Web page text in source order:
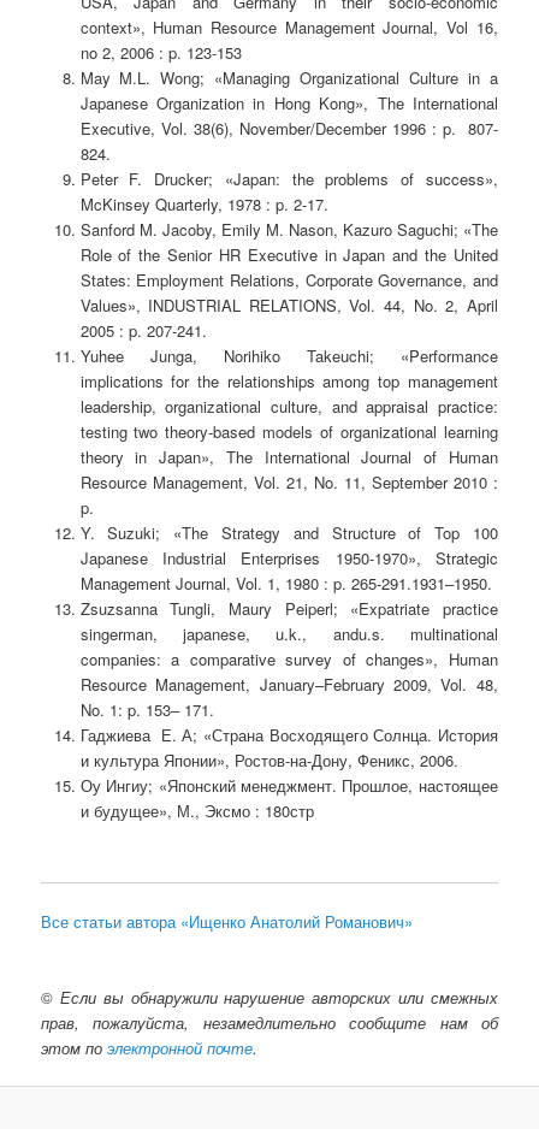
context», Human Resource Management Journal, Vol 16,
no 2, 2006 : p. 123-153
May M.L. Wong; «Managing Organizational Culture in a
Japanese Organization in Hong Kong», The International
Executive, Vol. 38(6), November/December 1996 : p. 807-
824.
Peter F. Drucker; «Japan: the problems of success»,
McKinsey Quarterly, 1978 : p. 2-17.
Sanford M. Jacoby, Emily M. Nason, Kazuro Saguchi; «The
Role of the Senior HR Executive in Japan and the United
States: Employment Relations, Corporate Governance, and
Values», INDUSTRIAL RELATIONS, Vol. 44, No. 2, April
2005 : p. 207-241.
Yuhee Junga, Norihiko Takeuchi; «Performance
implications for the relationships among top management
leadership, organizational culture, and appraisal practice:
testing two theory-based models of organizational learning
theory in Japan», The International Journal of Human
Resource Management, Vol. 21, No. 11, September 2010 :
p.
Y. Suzuki; «The Strategy and Structure of Top 100
Japanese Industrial Enterprises 1950-1970», Strategic
Management Journal, Vol. 1, 1980 : p. 265-291.1931–1950.
Zsuzsanna Tungli, Maury Peiperl; «Expatriate practice
singerman, japanese, u.k., andu.s. multinational
companies: a comparative survey of changes», Human
Resource Management, January–February 2009, Vol. 48,
No. 1: p. 153– 171.
Гаджиева Е. А; «Страна Восходящего Солнца. История
и культура Японии», Ростов-на-Дону, Феникс, 2006.
Оу Ингиу; «Японский менеджмент. Прошлое, настоящее
и будущее», М., Эксмо : 180стр
Все статьи автора «Ищенко Анатолий Романович»
© Если вы обнаружили нарушение авторских или смежных
прав, пожалуйста, незамедлительно сообщите нам об
этом поэлектронной почте.